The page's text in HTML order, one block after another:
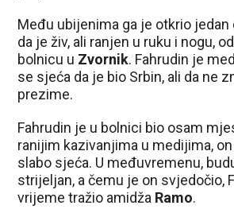
Među ubijenima ga je otkrio jedan
da je živ, ali ranjen u ruku i nogu,
bolnicu u Zvornik. Fahrudin je
se sjeća da je bio Srbin, ali da ne
prezime.
Fahrudin je u bolnici bio osam
ranijim kazivanjima u medijima,
slabo sjeća. U međuvremenu,
strijeljan, a čemu je on svjedočio,
vrijeme tražio amidža Ramo.